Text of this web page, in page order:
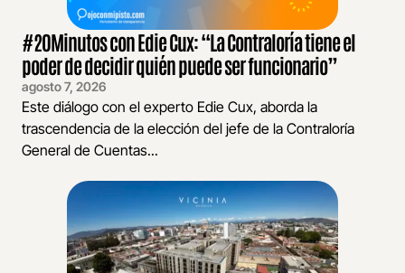
#20Minutos con Edie Cux: “La Contraloría tiene el
poder de decidir quién puede ser funcionario”
agosto 7, 2026
Este diálogo con el experto Edie Cux, aborda la
trascendencia de la elección del jefe de la Contraloría
General de Cuentas...